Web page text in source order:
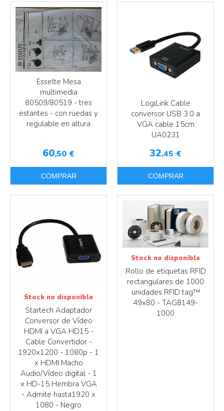
Esselte Mesa
multimedia
80509/80519 - tres
estantes - con ruedas y
regulable en altura
60,50 €
COMPRAR
LogiLink Cable
conversor USB 3.0 a
VGA cable 15cm
UA0231
32,45 €
COMPRAR
Startech Adaptador
Conversor de Vídeo
HDMI a VGA HD15 -
Cable Convertidor -
1920x1200 - 1080p - 1
x HDMI Macho
Audio/Vídeo digital - 1
x HD-15 Hembra VGA
- Admite hasta1920 x
1080 - Negro
Stock no disponible
Rollo de etiquetas RFID
rectangulares de 1000
unidades RFID tag™
49x80 - TAG8149-
1000
Stock no disponible
Más info
Más info